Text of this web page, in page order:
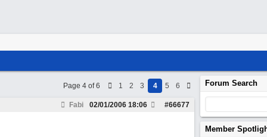
Page 4 of 6 1 2 3 4 5 6
Fabi #66677
02/01/2006 18:06
Forum Search
Member